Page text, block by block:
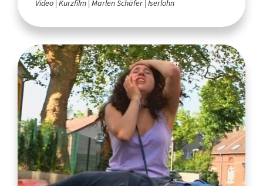
Video Kurzfilm Marlen Schäfer Iserlohn